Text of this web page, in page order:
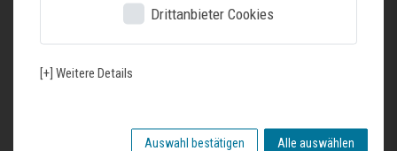
2.779,00 € *
Drittanbieter Cookies
[+] Weitere Details
Auswahl bestätigen Alle auswählen